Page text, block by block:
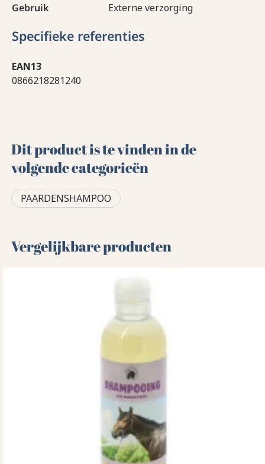
Gebruik Externe verzorging
Specifieke referenties
EAN13
0866218281240
Dit product is te vinden in de
volgende categorieën
PAARDENSHAMPOO
Vergelijkbare producten